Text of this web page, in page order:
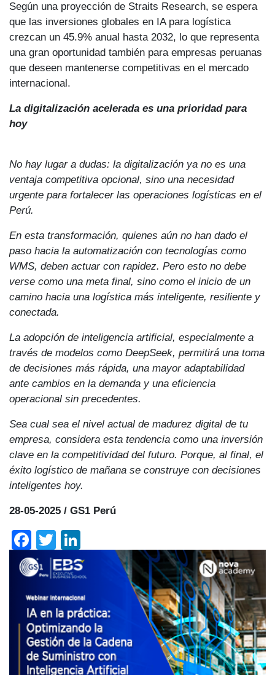
Según una proyección de Straits Research, se espera
que las inversiones globales en IA para logística
crezcan un 45.9% anual hasta 2032, lo que representa
una gran oportunidad también para empresas peruanas
que deseen mantenerse competitivas en el mercado
internacional.
La digitalización acelerada es una prioridad para
hoy
No hay lugar a dudas: la digitalización ya no es una
ventaja competitiva opcional, sino una necesidad
urgente para fortalecer las operaciones logísticas en el
Perú.
En esta transformación, quienes aún no han dado el
paso hacia la automatización con tecnologías como
WMS, deben actuar con rapidez. Pero esto no debe
verse como una meta final, sino como el inicio de un
camino hacia una logística más inteligente, resiliente y
conectada.
La adopción de inteligencia artificial, especialmente a
través de modelos como DeepSeek, permitirá una toma
de decisiones más rápida, una mayor adaptabilidad
ante cambios en la demanda y una eficiencia
operacional sin precedentes.
Sea cual sea el nivel actual de madurez digital de tu
empresa, considera esta tendencia como una inversión
clave en la competitividad del futuro. Porque, al final, el
éxito logístico de mañana se construye con decisiones
inteligentes hoy.
28-05-2025 / GS1 Perú
Facebook
Twitter